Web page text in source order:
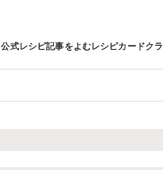
公式レシピ記事をよむレシピカードク